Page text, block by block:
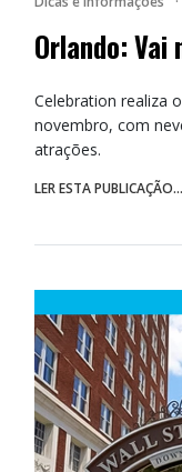
Orlando: Vai
Celebration realiza
novembro, com
atrações.
LER ESTA PUBLICAÇÃO...